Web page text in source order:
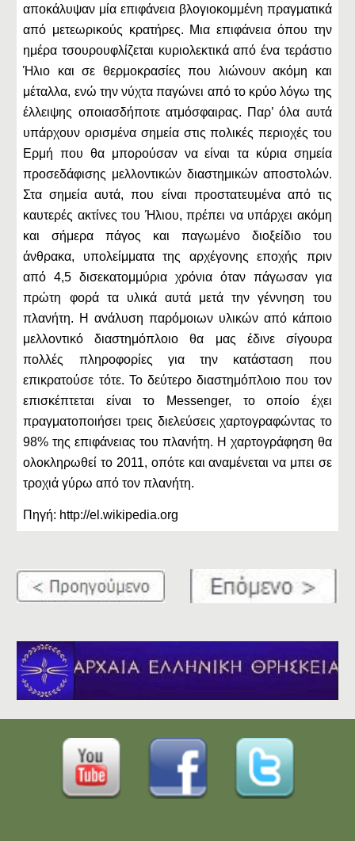
αποκάλυψαν μία επιφάνεια βλογιοκομμένη πραγματικά
από μετεωρικούς κρατήρες. Μια επιφάνεια όπου την
ημέρα τσουρουφλίζεται κυριολεκτικά από ένα τεράστιο
Ήλιο και σε θερμοκρασίες που λιώνουν ακόμη και
μέταλλα, ενώ την νύχτα παγώνει από το κρύο λόγω της
έλλειψης οποιασδήποτε ατμόσφαιρας. Παρ’ όλα αυτά
υπάρχουν ορισμένα σημεία στις πολικές περιοχές του
Ερμή που θα μπορούσαν να είναι τα κύρια σημεία
προσεδάφισης μελλοντικών διαστημικών αποστολών.
Στα σημεία αυτά, που είναι προστατευμένα από τις
καυτερές ακτίνες του Ήλιου, πρέπει να υπάρχει ακόμη
και σήμερα πάγος και παγωμένο διοξείδιο του
άνθρακα, υπολείμματα της αρχέγονης εποχής πριν
από 4,5 δισεκατομμύρια χρόνια όταν πάγωσαν για
πρώτη φορά τα υλικά αυτά μετά την γέννηση του
πλανήτη. Η ανάλυση παρόμοιων υλικών από κάποιο
μελλοντικό διαστημόπλοιο θα μας έδινε σίγουρα
πολλές πληροφορίες για την κατάσταση που
επικρατούσε τότε. Το δεύτερο διαστημόπλοιο που τον
επισκέπτεται είναι το Messenger, το οποίο έχει
πραγματοποιήσει τρεις διελεύσεις χαρτογραφώντας το
98% της επιφάνειας του πλανήτη. Η χαρτογράφηση θα
ολοκληρωθεί το 2011, οπότε και αναμένεται να μπει σε
τροχιά γύρω από τον πλανήτη.
Πηγή: http://el.wikipedia.org